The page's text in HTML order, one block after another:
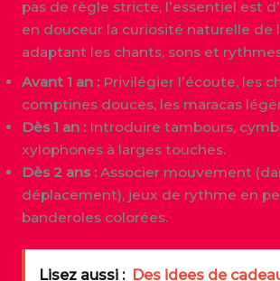
pas de règle stricte, l’essentiel est
en douceur la curiosité naturelle de
adaptant les chants, sons et
Avant 1 an :Privilégier l’écoute, les
comptines douces, les maracas
Dès 1 an :Introduire tambours,
xylophones à larges touches.
Dès 2 ans :Associer mouvement
déplacement), jeux de rythme en
banderoles colorées.
Lisez aussi : Des idees de